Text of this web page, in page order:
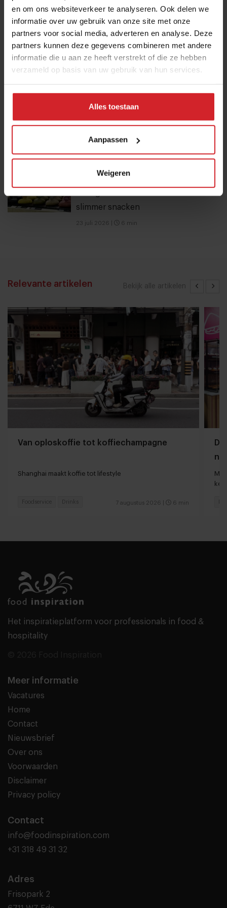
en om ons websiteverkeer te analyseren. Ook delen we
informatie over uw gebruik van onze site met onze
partners voor social media, adverteren en analyse. Deze
partners kunnen deze gegevens combineren met andere
informatie die u aan ze heeft verstrekt of die ze hebben
verzameld op basis van uw gebruik van hun services.
Alles toestaan
Aanpassen
Weigeren
Dynamische tijd voor Bakker Bart: van
9 naar 14 miljoen bezoekers door to
go-locaties
Nederlandse kweekzalmboer wil €1,5
10 globale foodtrends: van
slimmer snacken
23 juli 2026 6 min
Bekijk alle artikelen
Relevante artikelen
Van oploskoffie tot koffiechampagne
Shanghai maakt koffie tot lifestyle
7 augustus 2026 6 min
Foodservice Drinks
Het inspiratieplatform voor professionals in food &
hospitality
Meer informatie
Vacatures
Home
Contact
Nieuwsbrief
Over ons
Voorwaarden
Disclaimer
Privacy policy
Contact
info@foodinspiration.com
+31 318 49 31 32
Adres
Frisopark 2